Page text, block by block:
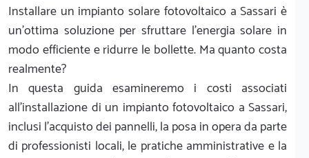
Installare un impianto solare fotovoltaico a Sassari è
un'ottima soluzione per sfruttare l'energia solare in
modo efficiente e ridurre le bollette. Ma quanto costa
realmente?
In questa guida esamineremo i costi associati
all'installazione di un impianto fotovoltaico a Sassari,
inclusi l'acquisto dei pannelli, la posa in opera da parte
di professionisti locali, le pratiche amministrative e la